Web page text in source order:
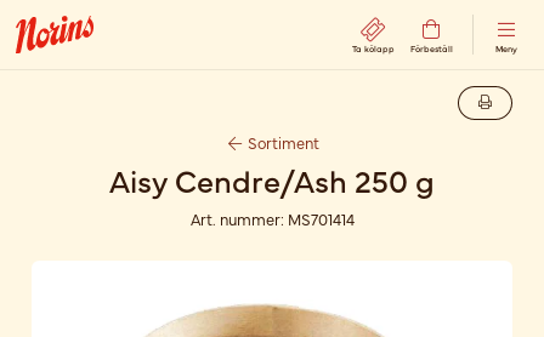
Ta kölapp Förbeställ Meny
Sortiment
Aisy Cendre/Ash 250 g
Art. nummer: MS701414